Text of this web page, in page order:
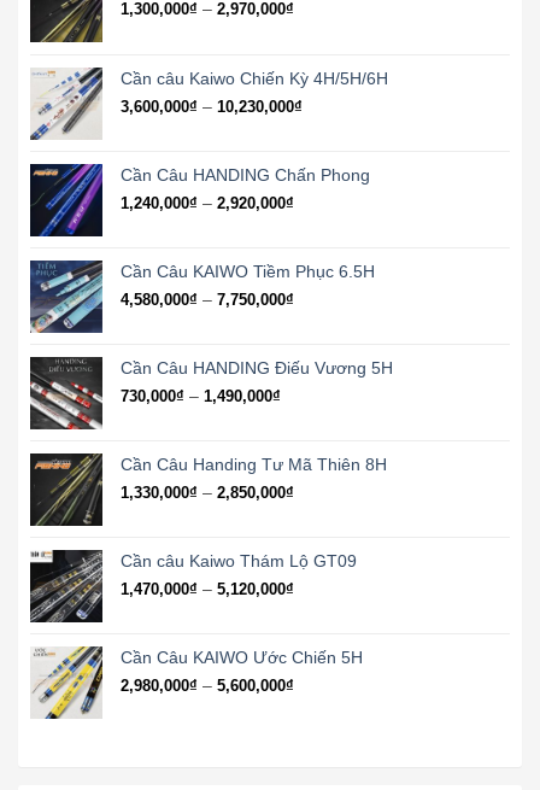
1,300,000₫ – 2,970,000₫
1,300,000₫
đến
2,970,000₫
Cần câu Kaiwo Chiến Kỳ 4H/5H/6H
3,600,000₫ – 10,230,000₫
3,600,000₫
Cần Câu HANDING Chấn Phong
1,240,000₫ – 2,920,000₫
1,240,000₫
Cần Câu KAIWO Tiềm Phục 6.5H
4,580,000₫ – 7,750,000₫
4,580,000₫
Cần Câu HANDING Điếu Vương 5H
730,000₫ – 1,490,000₫
730,000₫
1,490,000₫
Cần Câu Handing Tư Mã Thiên 8H
1,330,000₫ – 2,850,000₫
1,330,000₫
Cần câu Kaiwo Thám Lộ GT09
1,470,000₫ – 5,120,000₫
1,470,000₫
Cần Câu KAIWO Ước Chiến 5H
2,980,000₫ – 5,600,000₫